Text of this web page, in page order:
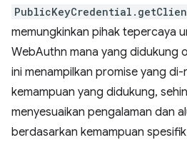
memungkinkan pihak tepercaya
WebAuthn mana yang didukung
ini menampilkan promise yang
kemampuan yang didukung,
menyesuaikan pengalaman dan
berdasarkan kemampuan spesifik